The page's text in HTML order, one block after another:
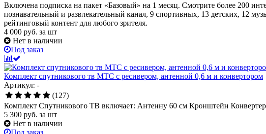
Включена подписка на пакет «Базовый» на 1 месяц. Смотрите более 200
познавательный и развлекательный канал, 9 спортивных, 13 детских, 12
рейтинговый контент для любого зрителя.
4 000 руб. за шт
Нет в наличии
Под заказ
Комплект спутникового тв МТС с ресивером, антенной 0,6 м и конвертором
Артикул: -
(127)
Комплект Спутникового ТВ включает: Антенну 60 см Кронштейн
5 300 руб. за шт
Нет в наличии
Под заказ